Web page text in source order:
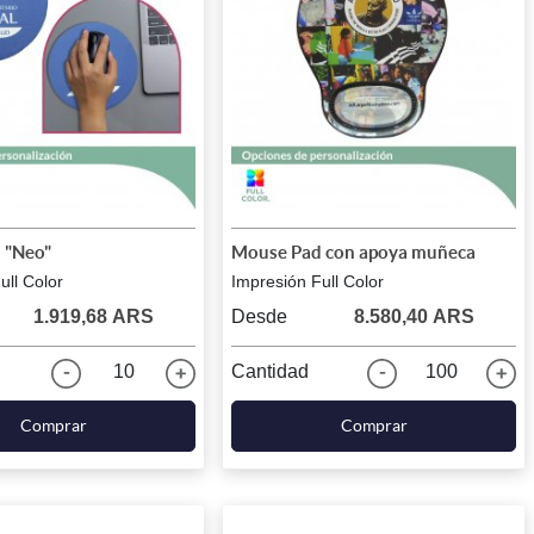
"Neo"
Color
1.919,68 ARS
10
Comprar
Mouse Pad con apoya muñeca
Impresión Full Color
Desde 8.580,40 ARS
Cantidad 100
Comprar